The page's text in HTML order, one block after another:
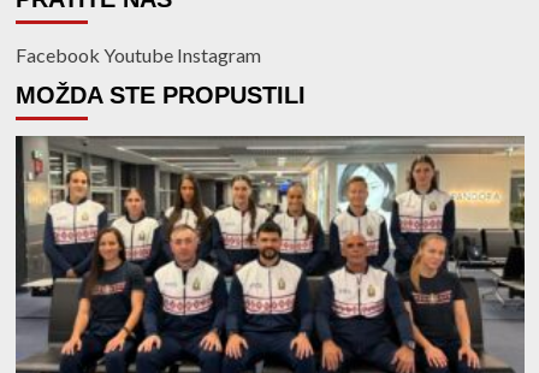
Facebook Youtube Instagram
MOŽDA STE PROPUSTILI